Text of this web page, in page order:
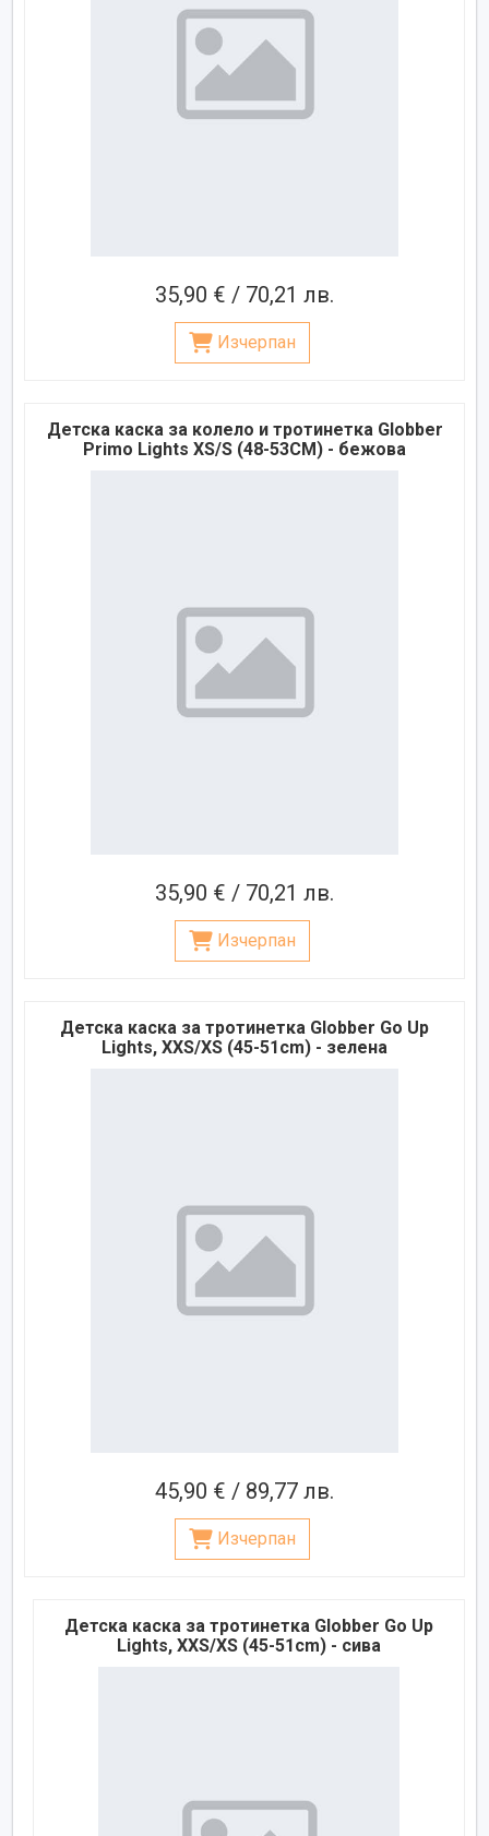
35,90 € / 70,21 лв.
Изчерпан
Детска каска за колело и тротинетка Globber
Primo Lights XS/S (48-53CM) - бежова
35,90 € / 70,21 лв.
Изчерпан
Детска каска за тротинетка Globber Go Up
Lights, XXS/XS (45-51cm) - зелена
45,90 € / 89,77 лв.
Изчерпан
Детска каска за тротинетка Globber Go Up
Lights, XXS/XS (45-51cm) - сива